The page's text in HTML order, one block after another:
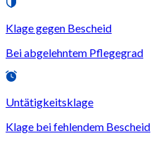
Klage gegen Bescheid
Bei abgelehntem Pflegegrad
Untätigkeitsklage
Klage bei fehlendem Bescheid